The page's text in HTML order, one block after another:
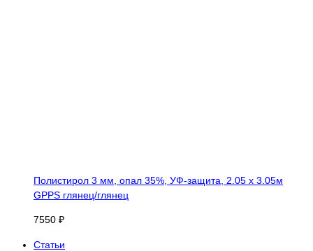
Полистирол 3 мм, опал 35%, УФ-защита, 2.05 х 3.05м
GPPS глянец/глянец
7550 ₽
Статьи